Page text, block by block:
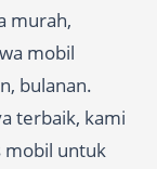
murah,
mobil
bulanan.
terbaik, kami
mobil untuk